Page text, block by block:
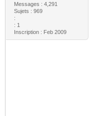
Messages : 4,291
Sujets : 969
:
: 1
Inscription : Feb 2009